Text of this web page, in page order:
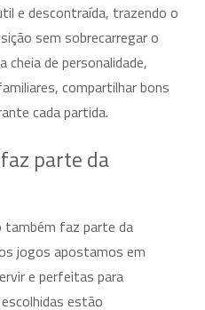
e descontraída, trazendo o
sem sobrecarregar o
cheia de personalidade,
compartilhar bons
cada partida.
parte da
também faz parte da
jogos apostamos em
e perfeitas para
estão